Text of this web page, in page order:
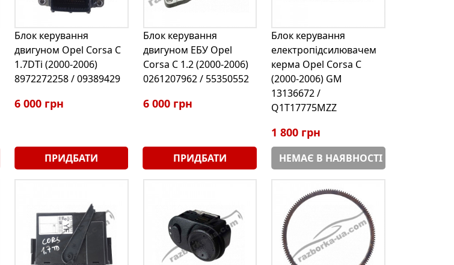
Блок керування
двигуном Opel Corsa С
1.7DTi (2000-2006)
8972272258 / 09389429
6 000 грн
ПРИДБАТИ
Блок керування
двигуном ЕБУ Opel
Corsa C 1.2 (2000-2006)
0261207962 / 55350552
6 000 грн
ПРИДБАТИ
Блок керування
електропідсилювачем
керма Opel Corsa С
(2000-2006) GM
13136672 /
Q1T17775MZZ
1 800 грн
НЕМАЄ В НАЯВНОСТІ